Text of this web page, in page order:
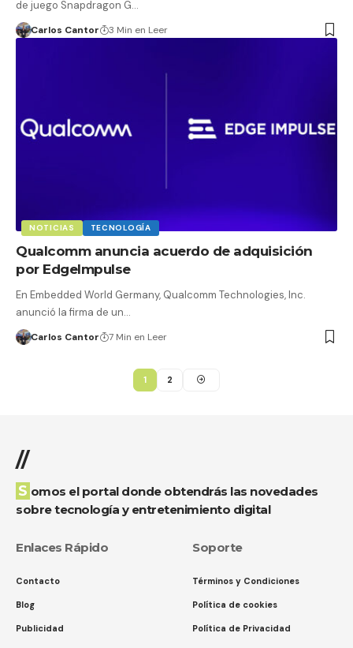
de juego Snapdragon G…
Carlos Cantor 3 Min en Leer
NOTICIAS TECNOLOGÍA
Qualcomm anuncia acuerdo de adquisición
por EdgeImpulse
En Embedded World Germany, Qualcomm Technologies, Inc.
anunció la firma de un…
Carlos Cantor 7 Min en Leer
1 2
//
Somos el portal donde obtendrás las novedades
sobre tecnología y entretenimiento digital
Enlaces Rápido
Contacto
Blog
Publicidad
Soporte
Términos y Condiciones
Política de cookies
Política de Privacidad